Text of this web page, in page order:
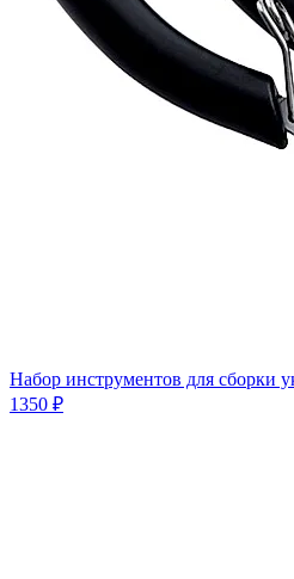
Набор инструментов для сборки
1350 ₽